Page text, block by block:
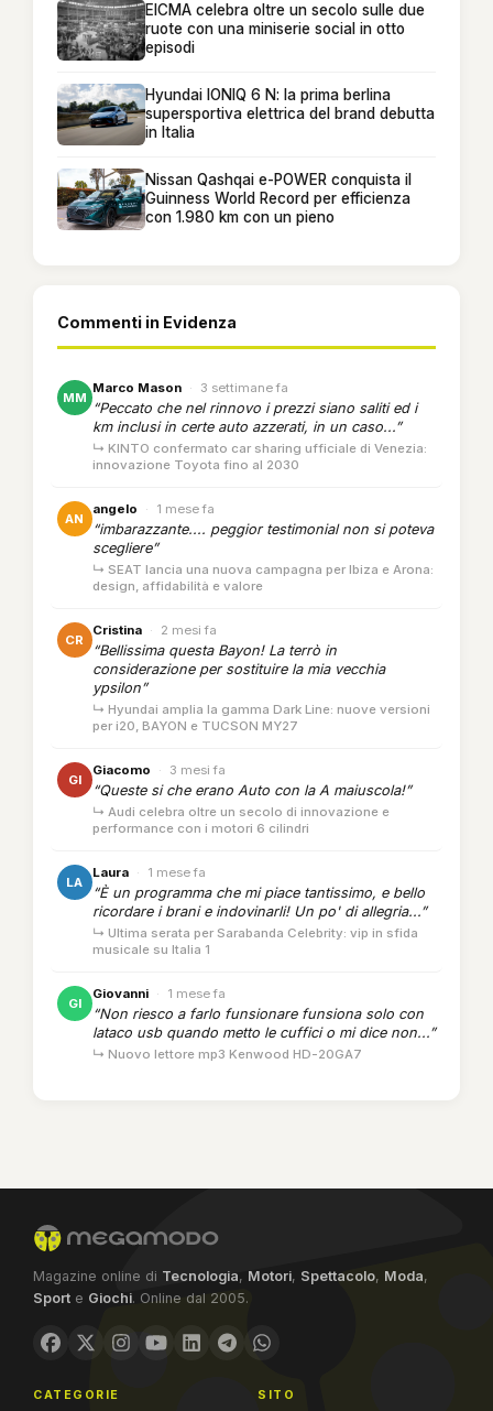
EICMA celebra oltre un secolo sulle due
ruote con una miniserie social in otto
episodi
Hyundai IONIQ 6 N: la prima berlina
supersportiva elettrica del brand debutta
in Italia
Nissan Qashqai e-POWER conquista il
Guinness World Record per efficienza
con 1.980 km con un pieno
Commenti in Evidenza
MM
Marco Mason · 3 settimane fa
“Peccato che nel rinnovo i prezzi siano saliti ed i
km inclusi in certe auto azzerati, in un caso...”
↳ KINTO confermato car sharing ufficiale di Venezia:
innovazione Toyota fino al 2030
AN
angelo · 1 mese fa
“imbarazzante.... peggior testimonial non si poteva
scegliere”
↳ SEAT lancia una nuova campagna per Ibiza e Arona:
design, affidabilità e valore
CR
Cristina · 2 mesi fa
“Bellissima questa Bayon! La terrò in
considerazione per sostituire la mia vecchia
ypsilon”
↳ Hyundai amplia la gamma Dark Line: nuove versioni
per i20, BAYON e TUCSON MY27
GI
Giacomo · 3 mesi fa
“Queste si che erano Auto con la A maiuscola!”
↳ Audi celebra oltre un secolo di innovazione e
performance con i motori 6 cilindri
LA
Laura · 1 mese fa
“È un programma che mi piace tantissimo, e bello
ricordare i brani e indovinarli! Un po' di allegria...”
↳ Ultima serata per Sarabanda Celebrity: vip in sfida
musicale su Italia 1
GI
Giovanni · 1 mese fa
“Non riesco a farlo funsionare funsiona solo con
lataco usb quando metto le cuffici o mi dice non...”
↳ Nuovo lettore mp3 Kenwood HD-20GA7
Magazine online di Tecnologia, Motori, Spettacolo, Moda,
Sport e Giochi. Online dal 2005.
CATEGORIE SITO